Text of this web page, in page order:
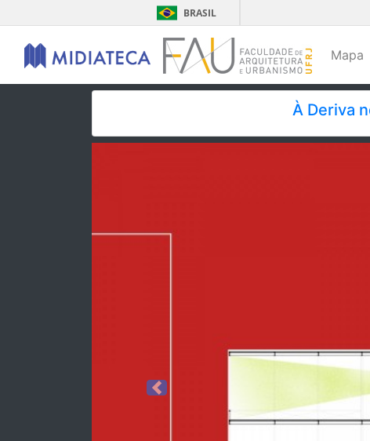
BRASIL
Mapa
À Deriva
Previous